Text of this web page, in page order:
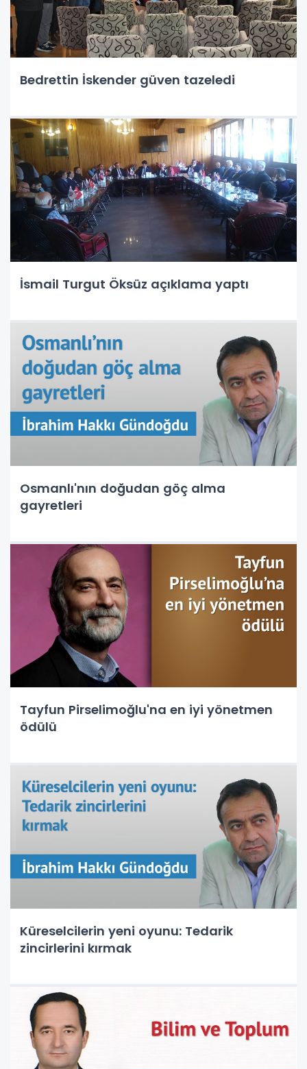
Bedrettin İskender güven tazeledi
İsmail Turgut Öksüz açıklama yaptı
Osmanlı'nın doğudan göç alma
gayretleri
Tayfun Pirselimoğlu'na en iyi yönetmen
ödülü
Küreselcilerin yeni oyunu: Tedarik
zincirlerini kırmak